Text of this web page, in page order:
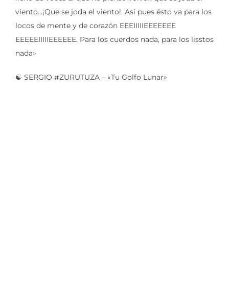
viento…¡Que se joda el viento!. Así pues ésto va para los
locos de mente y de corazón EEEIIIIIEEEEEEE
EEEEEIIIIIEEEEEE. Para los cuerdos nada, para los lisstos
nada»
☯️ SERGIO #ZURUTUZA – «Tu Golfo Lunar»